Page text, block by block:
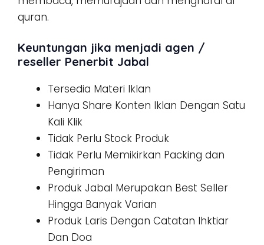
quran.
Keuntungan jika menjadi agen /
reseller Penerbit Jabal
Tersedia Materi Iklan
Hanya Share Konten Iklan Dengan Satu
Kali Klik
Tidak Perlu Stock Produk
Tidak Perlu Memikirkan Packing dan
Pengiriman
Produk Jabal Merupakan Best Seller
Hingga Banyak Varian
Produk Laris Dengan Catatan Ihktiar
Dan Doa